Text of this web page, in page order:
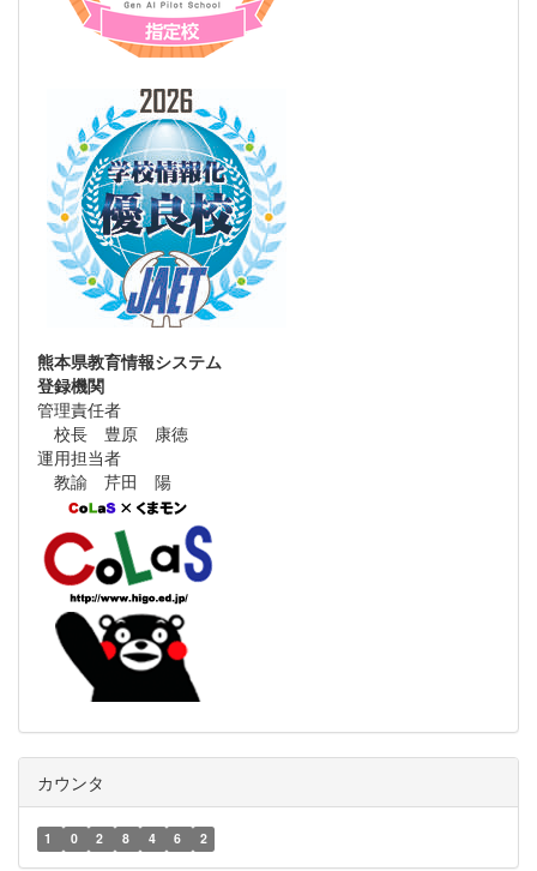
熊本県教育情報システム
登録機関
管理責任者
校長 豊原 康徳
運用担当者
教諭 芹田 陽
カウンタ
1 0 2 8 4 6 2